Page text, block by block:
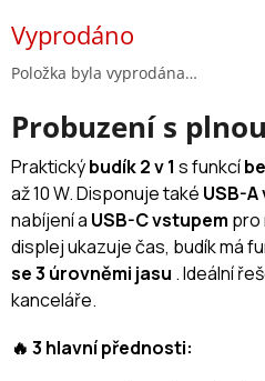
Vyprodáno
Položka byla vyprodána…
Probuzení s
Praktickýbudík 2 v 1 s funkcí
až 10 W. Disponuje také USB-
nabíjení a USB-C vstupem pro
displej ukazuje čas, budík má
se 3 úrovněmi jasu . Ideální
kanceláře.
🔥 3 hlavní přednosti: